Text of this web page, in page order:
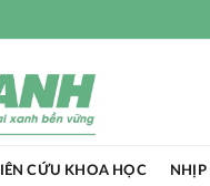
CỨU KHOA HỌC